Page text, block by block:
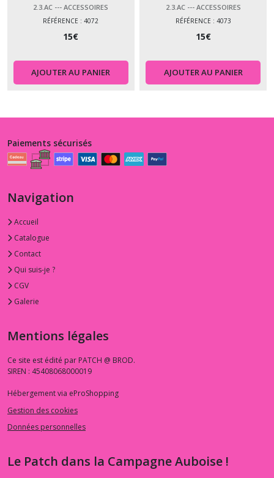
2.3.AC --- ACCESSOIRES
RÉFÉRENCE : 4072
15€
AJOUTER AU PANIER
2.3.AC --- ACCESSOIRES
RÉFÉRENCE : 4073
15€
AJOUTER AU PANIER
Paiements sécurisés
Navigation
Accueil
Catalogue
Contact
Qui suis-je ?
CGV
Galerie
Mentions légales
Ce site est édité par PATCH @ BROD.
SIREN : 45408068000019
Hébergement via eProShopping
Gestion des cookies
Données personnelles
Le Patch dans la Campagne Auboise !